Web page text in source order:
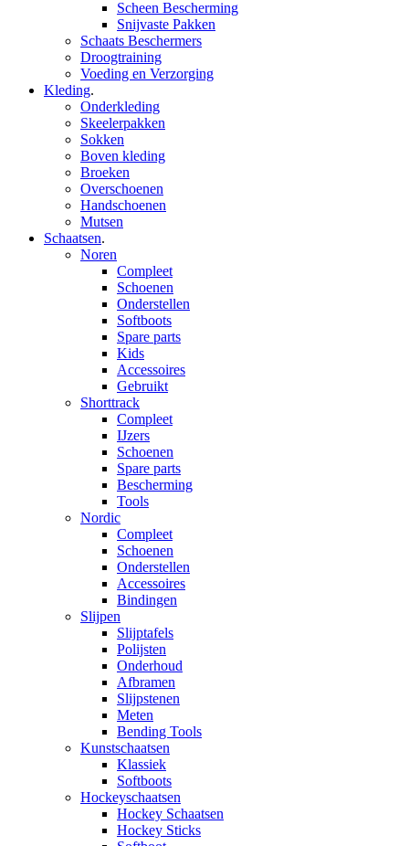
Scheen Bescherming
Snijvaste Pakken
Schaats Beschermers
Droogtraining
Voeding en Verzorging
Kleding.
Onderkleding
Skeelerpakken
Sokken
Boven kleding
Broeken
Overschoenen
Handschoenen
Mutsen
Schaatsen.
Noren
Compleet
Schoenen
Onderstellen
Softboots
Spare parts
Kids
Accessoires
Gebruikt
Shorttrack
Compleet
IJzers
Schoenen
Spare parts
Bescherming
Tools
Nordic
Compleet
Schoenen
Onderstellen
Accessoires
Bindingen
Slijpen
Slijptafels
Polijsten
Onderhoud
Afbramen
Slijpstenen
Meten
Bending Tools
Kunstschaatsen
Klassiek
Softboots
Hockeyschaatsen
Hockey Schaatsen
Hockey Sticks